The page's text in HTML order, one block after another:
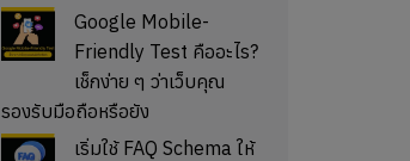
Google Mobile-
Friendly Test คืออะไร?
เช็กง่าย ๆ ว่าเว็บคุณ
รองรับมือถือหรือยัง
เริ่มใช้ FAQ Schema ให้